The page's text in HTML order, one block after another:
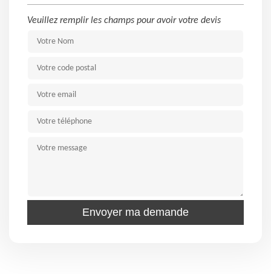
Veuillez remplir les champs pour avoir votre devis